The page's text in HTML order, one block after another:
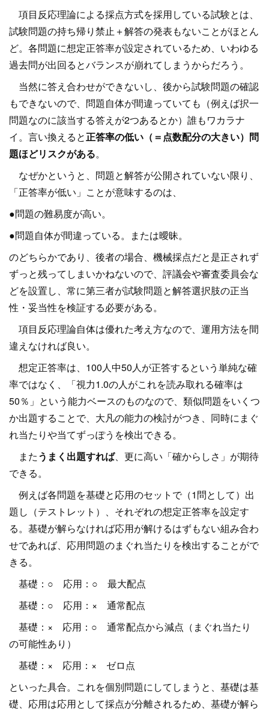
項目反応理論による採点方式を採用している試験とは、
試験問題の持ち帰り禁止＋解答の発表もないことがほとん
ど。各問題に想定正答率が設定されているため、いわゆる
過去問が出回るとバランスが崩れてしまうからだろう。
当然に答え合わせができないし、後から試験問題の確認
もできないので、問題自体が間違っていても（例えば択一
問題なのに該当する答えが2つあるとか）誰もワカラナ
イ。言い換えると正答率の低い（＝点数配分の大きい）問
題ほどリスクがある。
なぜかというと、問題と解答が公開されていない限り、
「正答率が低い」ことが意味するのは、
●問題の難易度が高い。
●問題自体が間違っている。または曖昧。
のどちらかであり、後者の場合、機械採点だと是正されず
ずっと残ってしまいかねないので、評議会や審査委員会な
どを設置し、常に第三者が試験問題と解答選択肢の正当
性・妥当性を検証する必要がある。
項目反応理論自体は優れた考え方なので、運用方法を間
違えなければ良い。
想定正答率は、100人中50人が正答するという単純な確
率ではなく、「視力1.0の人がこれを読み取れる確率は
50％」という能力ベースのものなので、類似問題をいくつ
か出題することで、大凡の能力の検討がつき、同時にまぐ
れ当たりや当てずっぽうを検出できる。
またうまく出題すれば、更に高い「確からしさ」が期待
できる。
例えば各問題を基礎と応用のセットで（1問として）出
題し（テストレット）、それぞれの想定正答率を設定す
る。基礎が解らなければ応用が解けるはずもない組み合わ
せであれば、応用問題のまぐれ当たりを検出することがで
きる。
基礎：○ 応用：○ 最大配点
基礎：○ 応用：× 通常配点
基礎：× 応用：○ 通常配点から減点（まぐれ当たり
の可能性あり）
基礎：× 応用：× ゼロ点
といった具合。これを個別問題にしてしまうと、基礎は基
礎、応用は応用として採点が分離されるため、基礎が解ら